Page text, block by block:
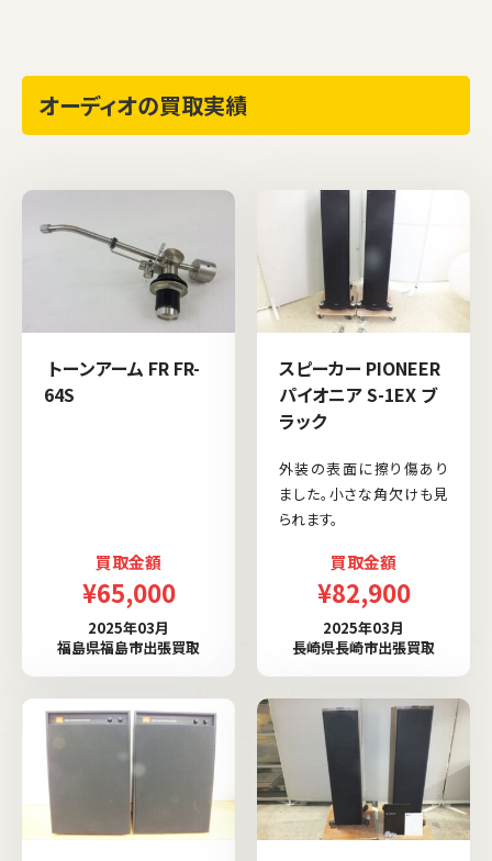
オーディオの買取実績
トーンアーム FR FR-
64S
買取金額
¥65,000
2025年03月
福島県福島市出張買取
スピーカー PIONEER
パイオニア S-1EX ブ
ラック
外装の表面に擦り傷あり
ました。小さな角欠けも見
られます。
買取金額
¥82,900
2025年03月
長崎県長崎市出張買取